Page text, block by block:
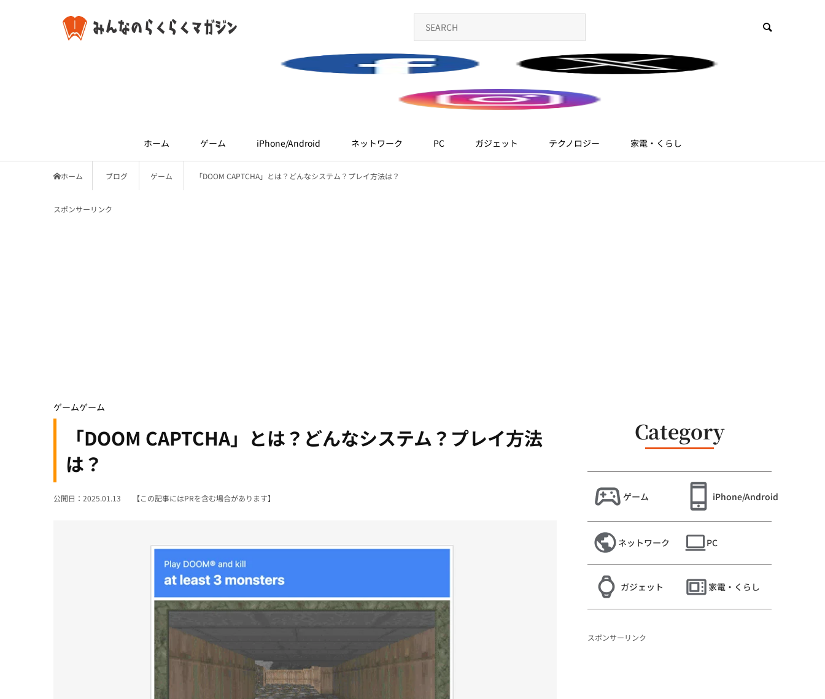
ホーム ゲーム iPhone/Android ネットワーク PC ガジェット テクノロジー 家電・くらし
ホーム ブログ ゲーム 「DOOM CAPTCHA」とは？どんなシステム？プレイ方法は？
スポンサーリンク
ゲームゲーム
「DOOM CAPTCHA」とは？どんなシステム？プレイ方法
は？
公開日：2025.01.13 【この記事にはPRを含む場合があります】
Category
ゲーム iPhone/Android
ネットワーク PC
ガジェット 家電・くらし
スポンサーリンク